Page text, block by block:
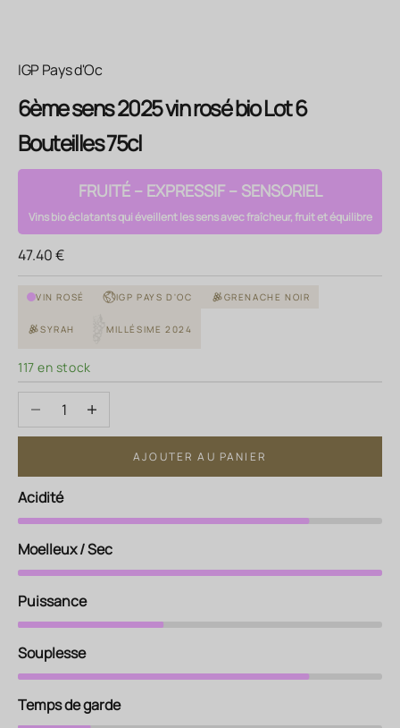
IGP Pays d'Oc
6ème sens 2025 vin rosé bio Lot 6
Bouteilles 75cl
FRUITÉ – EXPRESSIF – SENSORIEL
Vins bio éclatants qui éveillent les sens avec fraîcheur, fruit et équilibre
Prix de vente
47.40 €
VIN ROSÉ IGP PAYS D'OC GRENACHE NOIR
SYRAH MILLÉSIME 2024
117 en stock
Diminuer la quantitéAugmenter la quantité
AJOUTER AU PANIER
Acidité
Moelleux / Sec
Puissance
Souplesse
Temps de garde